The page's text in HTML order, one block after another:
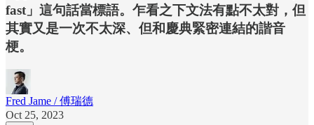
fast」這句話當標語。乍看之下文法有點不太對，但
其實又是一次不太深、但和慶典緊密連結的諧音
梗。
Fred Jame / 傅瑞德
Oct 25, 2023